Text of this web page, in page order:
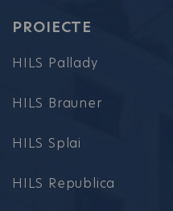
PROIECTE
HILS Pallady
HILS Brauner
HILS Splai
HILS Republica